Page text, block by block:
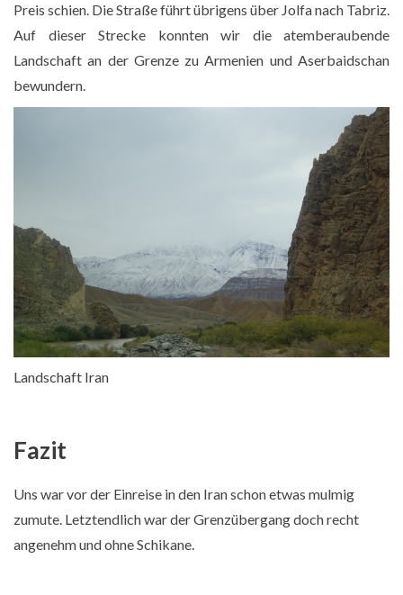
Preis schien. Die Straße führt übrigens über Jolfa nach Tabriz.
Auf dieser Strecke konnten wir die atemberaubende
Landschaft an der Grenze zu Armenien und Aserbaidschan
bewundern.
Landschaft Iran
Fazit
Uns war vor der Einreise in den Iran schon etwas mulmig
zumute. Letztendlich war der Grenzübergang doch recht
angenehm und ohne Schikane.